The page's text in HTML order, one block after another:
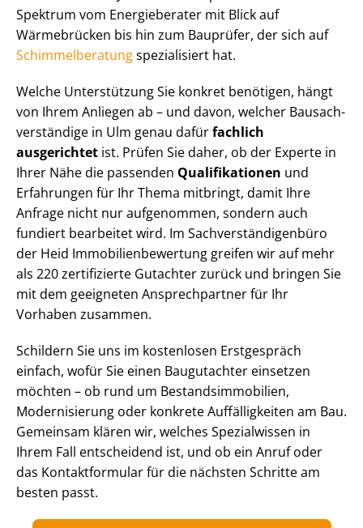
Spektrum vom Energieberater mit Blick auf
Wärmebrücken bis hin zum Bauprüfer, der sich auf
Schim­mel­be­ra­tungspezialisiert hat.
Welche Unterstützung Sie konkret benötigen, hängt
von Ihrem Anliegen ab – und davon, welcher Bau­sach­
ver­stän­di­ge in Ulm genau dafürfachlich
ausgerichtet ist. Prüfen Sie daher, ob der Experte in
Ihrer Nähe die passenden Qualifikationen und
Erfahrungen für Ihr Thema mitbringt, damit Ihre
Anfrage nicht nur aufgenommen, sondern auch
fundiert bearbeitet wird. Im Sach­ver­stän­di­gen­bü­ro
der Heid Im­mo­bi­li­en­be­wer­tung greifen wir auf mehr
als 220 zertifizierte Gutachter zurück und bringen Sie
mit dem geeigneten Ansprechpartner für Ihr
Vorhaben zusammen.
Schildern Sie uns im kostenlosen Erstgespräch
einfach, wofür Sie einen Baugutachter einsetzen
möchten – ob rund um Be­stands­im­mo­bi­li­en,
Modernisierung oder konkrete Auffälligkeiten am Bau.
Gemeinsam klären wir, welches Spezialwissen in
Ihrem Fall entscheidend ist, und ob ein Anruf oder
das Kontaktformular für die nächsten Schritte am
besten passt.